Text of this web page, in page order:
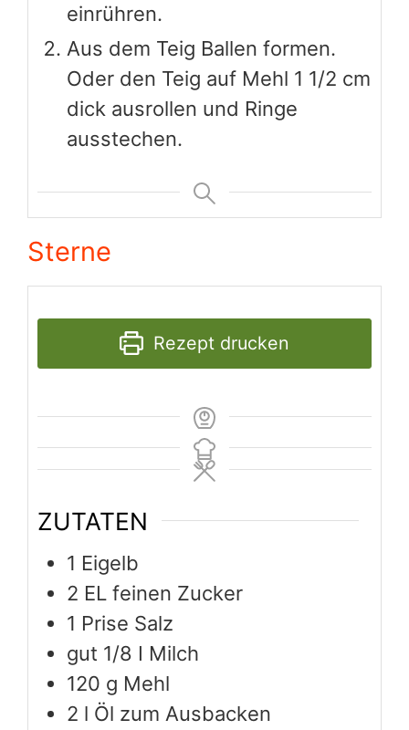
einrühren.
Aus dem Teig Ballen formen.
Oder den Teig auf Mehl 1 1/2 cm
dick ausrollen und Ringe
ausstechen.
Sterne
Rezept drucken
ZUTATEN
1 Eigelb
2 EL feinen Zucker
1 Prise Salz
gut 1/8 I Milch
120 g Mehl
2 l Öl zum Ausbacken